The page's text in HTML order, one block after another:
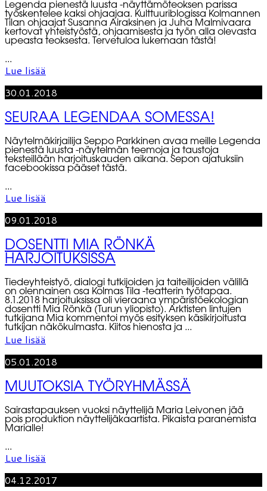
Legenda pienestä luusta -näyttämöteoksen parissa
työskentelee kaksi ohjaajaa. Kulttuuriblogissa Kolmannen
Tilan ohjaajat Susanna Airaksinen ja Juha Malmivaara
kertovat yhteistyöstä, ohjaamisesta ja työn alla olevasta
upeasta teoksesta. Tervetuloa lukemaan tästä!
...
Lue lisää
30.01.2018
SEURAA LEGENDAA SOMESSA!
Näytelmäkirjailija Seppo Parkkinen avaa meille Legenda
pienestä luusta -näytelmän teemoja ja taustoja
teksteillään harjoituskauden aikana. Sepon ajatuksiin
facebookissa pääset tästä.
...
Lue lisää
09.01.2018
DOSENTTI MIA RÖNKÄ
HARJOITUKSISSA
Tiedeyhteistyö, dialogi tutkijoiden ja taiteilijoiden välillä
on olennainen osa Kolmas Tila -teatterin työtapaa.
8.1.2018 harjoituksissa oli vieraana ympäristöekologian
dosentti Mia Rönkä (Turun yliopisto). Arktisten lintujen
tutkijana Mia kommentoi myös esityksen käsikirjoitusta
tutkijan näkökulmasta. Kiitos hienosta ja ...
Lue lisää
05.01.2018
MUUTOKSIA TYÖRYHMÄSSÄ
Sairastapauksen vuoksi näyttelijä Maria Leivonen jää
pois produktion näyttelijäkaartista. Pikaista paranemista
Marialle!
...
Lue lisää
04.12.2017